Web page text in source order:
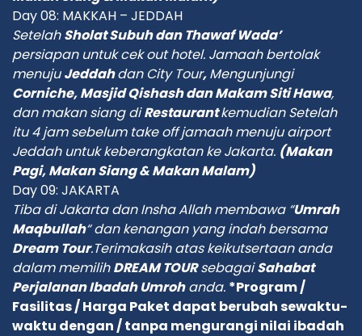
Day 08: MAKKAH – JEDDAH
SetelahSholat Subuh dan Thawaf Wada’
persiapan untuk cek out hotel. Jamaahbertolak
menujuJeddahdan City Tour,Mengunjungi
Corniche, Masjid Qishash dan Makam Siti Hawa,
dan makan siang diRestaurantkemudian Setelah
itu4 jam sebelum take off jamaahmenuju airport
Jeddah untuk keberangkatan ke Jakarta. (Makan
Pagi, Makan Siang & Makan Malam)
Day 09: JAKARTA
Tiba di Jakarta dan Insha Allah membawa “Umrah
Maqbullah“ dan kenangan yang indah bersama
Dream Tour.Terimakasih atas keikutsertaan anda
dalam memilihDREAM TOURsebagaiSahabat
Perjalanan Ibadah Umrohanda. *Program /
Fasilitas / Harga Paket dapat berubah sewaktu-
waktu dengan / tanpa mengurangi nilai ibadah